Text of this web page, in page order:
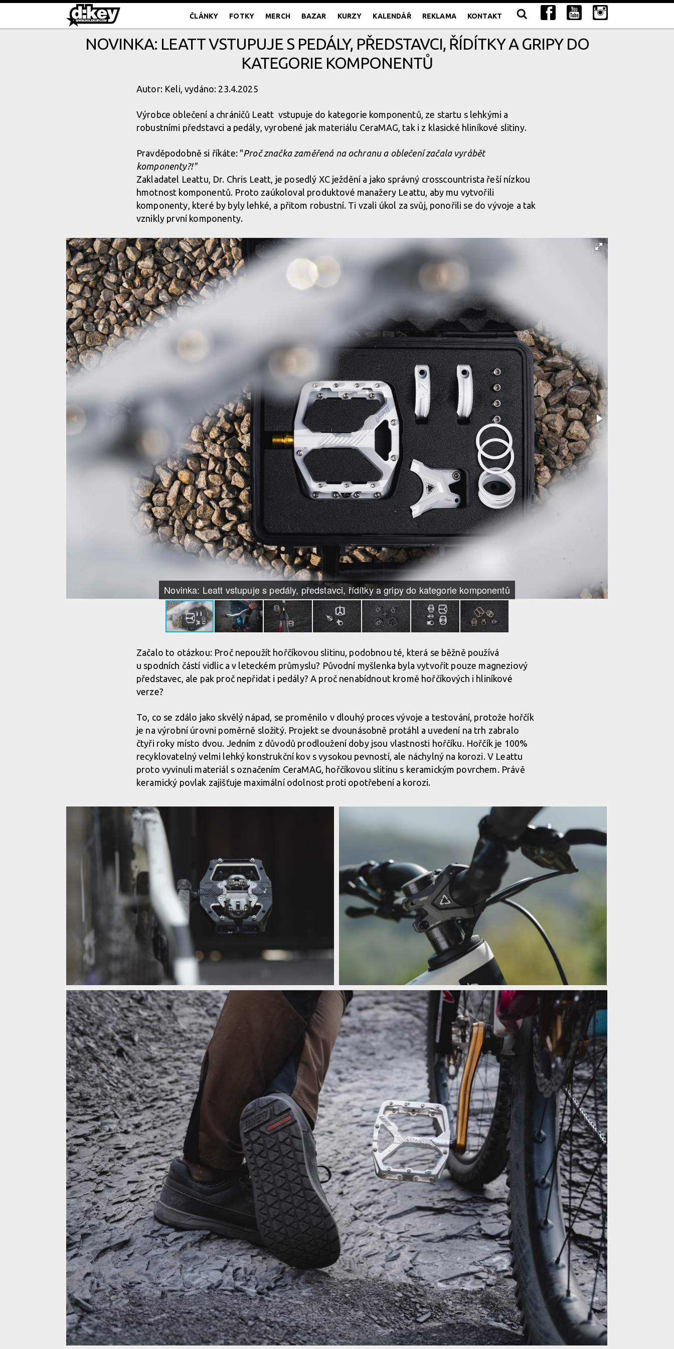
ČLÁNKY FOTKY MERCH BAZAR KURZY KALENDÁŘ REKLAMA KONTAKT
NOVINKA: LEATT VSTUPUJE S PEDÁLY, PŘEDSTAVCI, ŘÍDÍTKY A GRIPY DO
KATEGORIE KOMPONENTŮ
Autor: Keli, vydáno: 23.4.2025
Výrobce oblečení a chráničů Leatt vstupuje do kategorie komponentů, ze startu s lehkými a
robustními představci a pedály, vyrobené jak materiálu CeraMAG, tak i z klasické hliníkové slitiny.
Pravděpodobně si říkáte: "Proč značka zaměřená na ochranu a oblečení začala vyrábět
komponenty?!"
Zakladatel Leattu, Dr. Chris Leatt, je posedlý XC ježdění a jako správný crosscountrista řeší nízkou
hmotnost komponentů. Proto zaúkoloval produktové manažery Leattu, aby mu vytvořili
komponenty, které by byly lehké, a přitom robustní. Ti vzali úkol za svůj, ponořili se do vývoje a tak
vznikly první komponenty.
Novinka: Leatt vstupuje s pedály, představci, řídítky a gripy do kategorie komponentů
Začalo to otázkou: Proč nepoužít hořčíkovou slitinu, podobnou té, která se běžně používá
u spodních částí vidlic a v leteckém průmyslu? Původní myšlenka byla vytvořit pouze magneziový
představec, ale pak proč nepřidat i pedály? A proč nenabídnout kromě hořčíkových i hliníkové
verze?
To, co se zdálo jako skvělý nápad, se proměnilo v dlouhý proces vývoje a testování, protože hořčík
je na výrobní úrovni poměrně složitý. Projekt se dvounásobně protáhl a uvedení na trh zabralo
čtyři roky místo dvou. Jedním z důvodů prodloužení doby jsou vlastnosti hořčíku. Hořčík je 100%
recyklovatelný velmi lehký konstrukční kov s vysokou pevností, ale náchylný na korozi. V Leattu
proto vyvinuli materiál s označením CeraMAG, hořčíkovou slitinu s keramickým povrchem. Právě
keramický povlak zajišťuje maximální odolnost proti opotřebení a korozi.
Novinka: Leatt vstupuje s pedály, představci, řídítky a gripy do kategorie komponentů
Novinka: Leatt vstupuje s pedály, představci, řídítky a gripy do kategorie komponentů
Novinka: Leatt vstupuje s pedály, představci, řídítky a gripy do kategorie komponentů
Novinka: Leatt vstupuje s pedály, představci, řídítky a gripy do kategorie komponentů
Novinka: Leatt vstupuje s pedály, představci, řídítky a gripy do kategorie komponentů
Novinka: Leatt vstupuje s pedály, představci, řídítky a gripy do kategorie komponentů
Novinka: Leatt vstupuje s pedály, představci, řídítky a gripy do kategorie komponentů
Novinka: Leatt vstupuje s pedály, představci, řídítky a gripy do kategorie komponentů
Novinka: Leatt vstupuje s pedály, představci, řídítky a gripy do kategorie komponentů
Novinka: Leatt vstupuje s pedály, představci, řídítky a gripy do kategorie komponentů
Novinka: Leatt vstupuje s pedály, představci, řídítky a gripy do kategorie komponentů
Novinka: Leatt vstupuje s pedály, představci, řídítky a gripy do kategorie komponentů
Novinka: Leatt vstupuje s pedály, představci, řídítky a gripy do kategorie komponentů
Novinka: Leatt vstupuje s pedály, představci, řídítky a gripy do kategorie komponentů
Novinka: Leatt vstupuje s pedály, představci, řídítky a gripy do kategorie komponentů
Novinka: Leatt vstupuje s pedály, představci, řídítky a gripy do kategorie komponentů